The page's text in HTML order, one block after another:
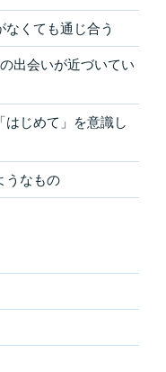
くても通じ合う
出会いが近づいてい
じめて」を意識し
うなもの